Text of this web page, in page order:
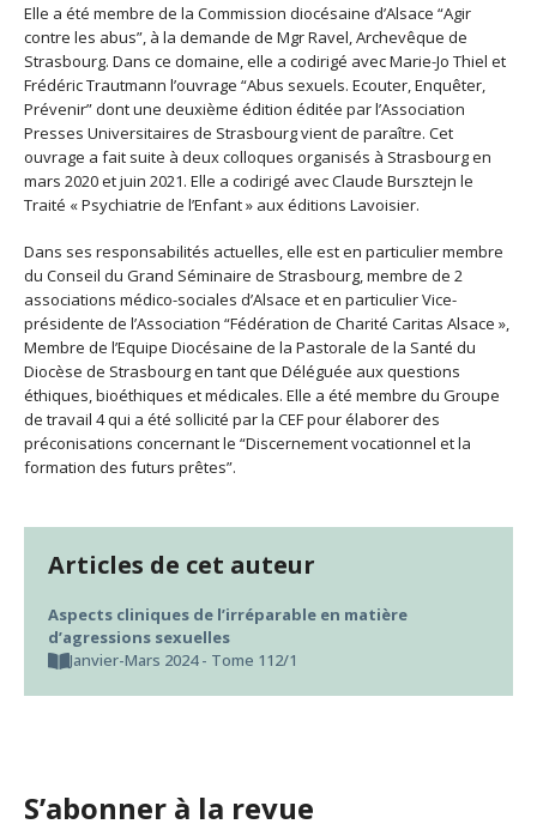
Elle a été membre de la Commission diocésaine d’Alsace “Agir
contre les abus”, à la demande de Mgr Ravel, Archevêque de
Strasbourg. Dans ce domaine, elle a codirigé avec Marie-Jo Thiel et
Frédéric Trautmann l’ouvrage “Abus sexuels. Ecouter, Enquêter,
Prévenir” dont une deuxième édition éditée par l’Association
Presses Universitaires de Strasbourg vient de paraître. Cet
ouvrage a fait suite à deux colloques organisés à Strasbourg en
mars 2020 et juin 2021. Elle a codirigé avec Claude Bursztejn le
Traité « Psychiatrie de l’Enfant » aux éditions Lavoisier.
Dans ses responsabilités actuelles, elle est en particulier membre
du Conseil du Grand Séminaire de Strasbourg, membre de 2
associations médico-sociales d’Alsace et en particulier Vice-
présidente de l’Association “Fédération de Charité Caritas Alsace »,
Membre de l’Equipe Diocésaine de la Pastorale de la Santé du
Diocèse de Strasbourg en tant que Déléguée aux questions
éthiques, bioéthiques et médicales. Elle a été membre du Groupe
de travail 4 qui a été sollicité par la CEF pour élaborer des
préconisations concernant le “Discernement vocationnel et la
formation des futurs prêtes”.
Articles de cet auteur
Aspects cliniques de l’irréparable en matière
d’agressions sexuelles
Janvier-Mars 2024 - Tome 112/1
S’abonner à la revue